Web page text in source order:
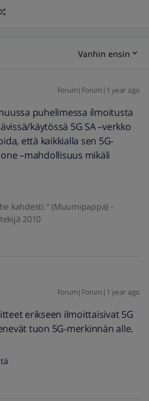
Vanhin ensin
Forum|Forum|1 year ago
puhelimessa ilmoitusta
käytössä 5G SA –verkko
että kaikkialla sen 5G-
–mahdollisuus mikäli
kahdesti." (Muumipappa) -
2010
Forum|Forum|1 year ago
erikseen ilmoittaisivat 5G
tuon 5G-merkinnän alle.